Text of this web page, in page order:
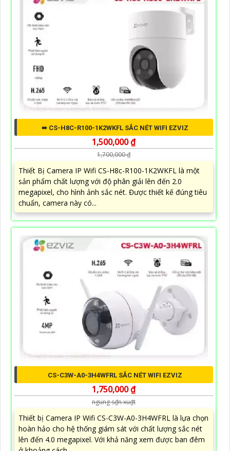
➠ CS-H8C-R100-1K2WKFL SẮC NÉT WIFI EZVIZ
1,500,000 ₫
1,700,000 ₫
Thiết Bị Camera IP Wifi CS-H8c-R100-1K2WKFL là một
sản phẩm chất lượng với độ phân giải lên đến 2.0
megapixel, cho hình ảnh sắc nét. Được thiết kế đúng tiêu
chuẩn, camera này có...
CS-C3W-A0-3H4WFRL SẮC NÉT WIFI EZVIZ
1,750,000 ₫
ngung s₫n xu₫t
Thiết bị Camera IP Wifi CS-C3W-A0-3H4WFRL là lựa chọn
hoàn hảo cho hệ thống giám sát với chất lượng sắc nét
lên đến 4.0 megapixel. Với khả năng xem được ban đêm